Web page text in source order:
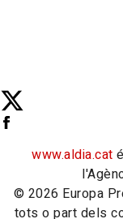
www.aldia.cat
© 2026 Europa
tots o part dels